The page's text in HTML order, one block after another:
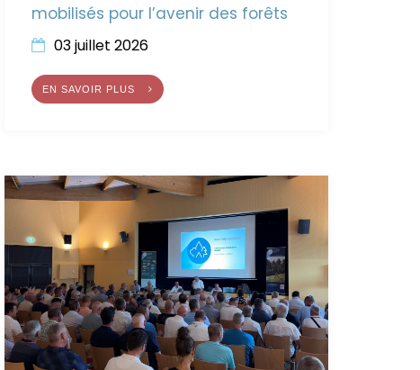
mobilisés pour l’avenir des forêts
03 juillet 2026
EN SAVOIR PLUS